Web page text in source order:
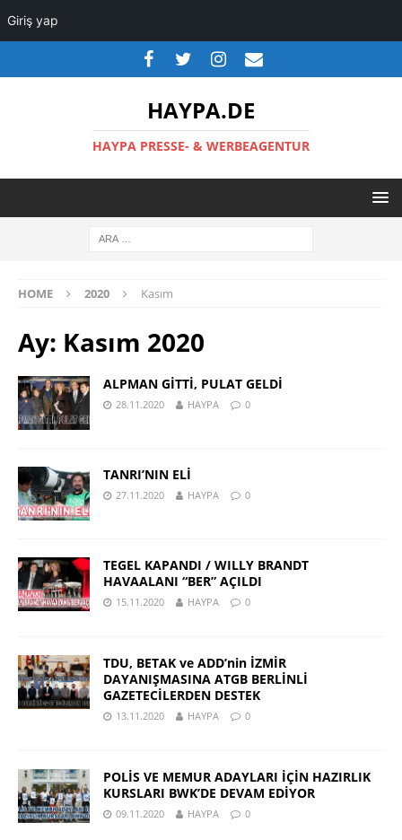
HAYPA.DE
HAYPA PRESSE- & WERBEAGENTUR
HOME 2020 Kasım
Ay: Kasım 2020
ALPMAN GİTTİ, PULAT GELDİ
28.11.2020 HAYPA 0
TANRI’NIN ELİ
27.11.2020 HAYPA 0
TEGEL KAPANDI / WILLY BRANDT
HAVAALANI “BER” AÇILDI
15.11.2020 HAYPA 0
TDU, BETAK ve ADD’nin İZMİR
DAYANIŞMASINA ATGB BERLİNLİ
GAZETECİLERDEN DESTEK
13.11.2020 HAYPA 0
POLİS VE MEMUR ADAYLARI İÇİN HAZIRLIK
KURSLARI BWK’DE DEVAM EDİYOR
09.11.2020 HAYPA 0
Giriş yap